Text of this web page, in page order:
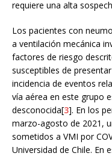
requiere una alta
Los pacientes con
a ventilación mecánica
factores de riesgo
susceptibles de
incidencia de eventos
vía aérea en este grupo
desconocida[3]. En los
marzo-agosto de 2021,
sometidos a VMI por
Universidad de Chile. En